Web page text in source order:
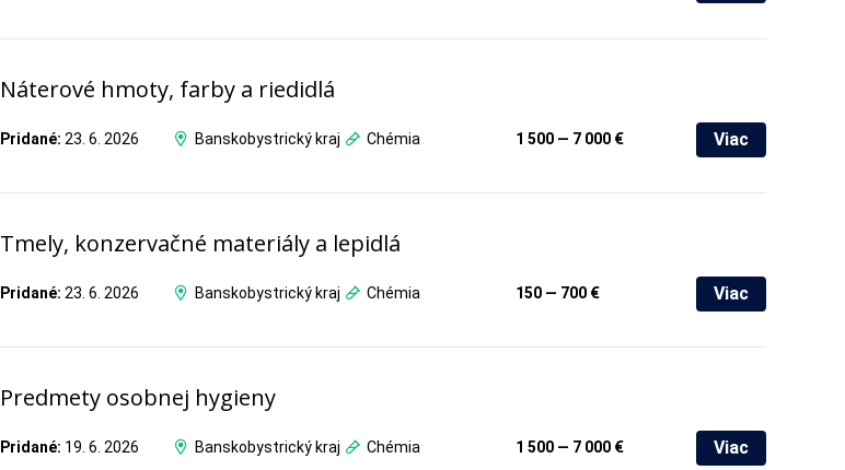
Náterové hmoty, farby a riedidlá
Pridané: 23. 6. 2026 Banskobystrický kraj Chémia 1 500 — 7 000 € Viac
Tmely, konzervačné materiály a lepidlá
Pridané: 23. 6. 2026 Banskobystrický kraj Chémia 150 — 700 € Viac
Predmety osobnej hygieny
Pridané: 19. 6. 2026 Banskobystrický kraj Chémia 1 500 — 7 000 € Viac